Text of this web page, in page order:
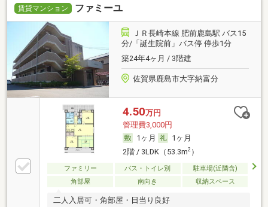
賃貸マンション ファミーユ
ＪＲ長崎本線 肥前鹿島駅 バス15
分/「誕生院前」バス停 停歩1分
築24年4ヶ月 / 3階建
佐賀県鹿島市大字納富分
4.50万円
管理費3,000円
1ヶ月
1ヶ月
2階 / 3LDK（53.3m2）
ファミリー バス・トイレ別
駐車場(近隣含)
角部屋
南向き 収納スペース
二人入居可・角部屋・日当り良好